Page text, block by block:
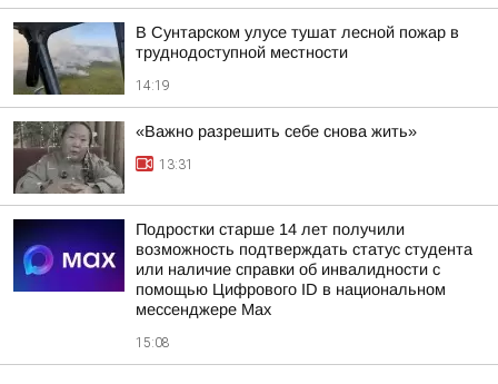
В Сунтарском улусе тушат лесной пожар в
труднодоступной местности
14:19
«Важно разрешить себе снова жить»
13:31
Подростки старше 14 лет получили
возможность подтверждать статус студента
или наличие справки об инвалидности с
помощью Цифрового ID в национальном
мессенджере Мах
15:08